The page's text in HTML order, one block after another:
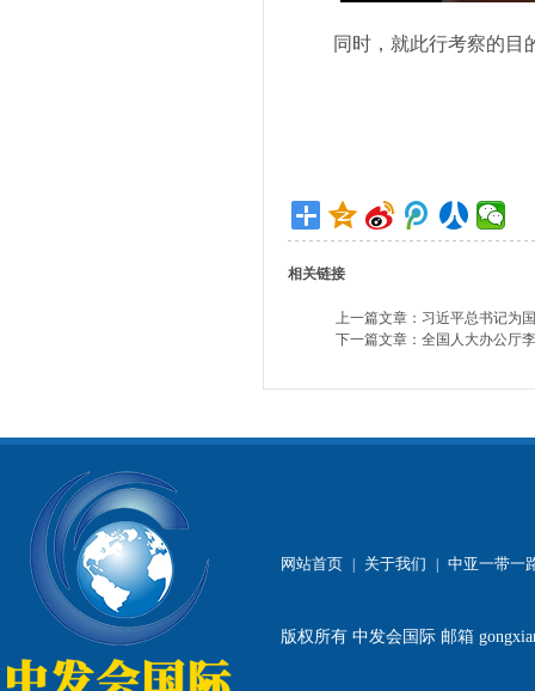
同时，就此行考察的目
相关链接
上一篇文章： 习近平总书记为
下一篇文章： 全国人大办公厅
网站首页 关于我们 中亚一带一
版权所有 中发会国际 邮箱